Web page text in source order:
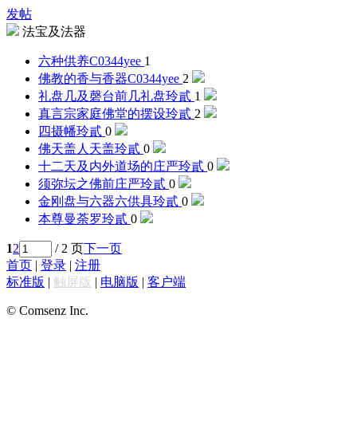
发帖
法宝及法器
六种供养C0344yee 1
佛教的香与香器C0344yee 2
礼盘几及磬台前几礼盘玲貳 1
真言宗家庭佛堂的摆设玲貳 2
四摄幡玲貳 0
佛天盖人天盖玲貳 0
十二天及内外道场的庄严玲貳 0
须弥坛之佛前庄严玲貳 0
金刚盘与六器六供具玲貳 0
本尊曼荼罗玲貳 0
12 / 2 页下一页
首页 | 登录 | 注册
标准版 | 触屏版 | 电脑版 | 客户端
© Comsenz Inc.